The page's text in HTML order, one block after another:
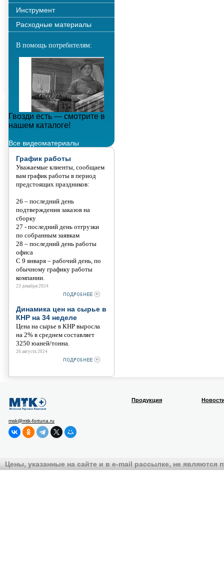
Инструмент
Расходные материалы
В помощь потребителям:
Гвозди есть — смотрите в
нашем каталоге!
Все видеоматериалы
График работы
Уважаемые клиенты, сообщаем
вам график работы в период
предстоящих праздников:
26 – последний день
подтверждения заказов на
сборку
27 - последний день отгрузки
по собранным заявкам
28 – последний день работы
офиса
С 9 января – рабочий день, по
обычному графику работы
компании.
23 декабря 2024
Динамика цен на сырье в
КНР на 34 неделе
Цена на сырье в КНР выросла
на 2% в среднем составляет
3250 юаней/тонна.
26 августа 2024
msk@mtk-fortuna.ru
Продукция
Цены, указанные на сайте и в e-mail рассылке, не являются